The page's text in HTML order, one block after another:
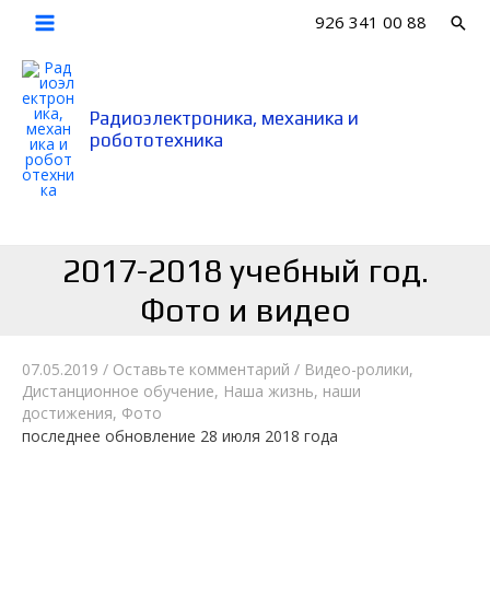
Перейти
содержимому
Main
Menu
926 341 00 88
Радиоэлектроника, механика и
робототехника
2017-2018 учебный год.
Фото и видео
07.05.2019 / Оставьте комментарий / Видео-ролики,
Дистанционное обучение, Наша жизнь, наши
достижения, Фото
последнее обновление 28 июля 2018 года